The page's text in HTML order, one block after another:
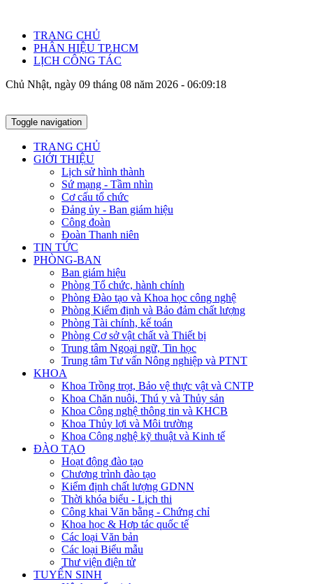
TRANG CHỦ
PHÂN HIỆU TP.HCM
LỊCH CÔNG TÁC
Chủ Nhật, ngày 09 tháng 08 năm 2026 - 06:09:19
Toggle navigation
TRANG CHỦ
GIỚI THIỆU
Lịch sử hình thành
Sứ mạng - Tầm nhìn
Cơ cấu tổ chức
Đảng ủy - Ban giám hiệu
Công đoàn
Đoàn Thanh niên
TIN TỨC
PHÒNG-BAN
Ban giám hiệu
Phòng Tổ chức, hành chính
Phòng Đào tạo và Khoa học công nghệ
Phòng Kiểm định và Bảo đảm chất lượng
Phòng Tài chính, kế toán
Phòng Cơ sở vật chất và Thiết bị
Trung tâm Ngoại ngữ, Tin học
Trung tâm Tư vấn Nông nghiệp và PTNT
KHOA
Khoa Trồng trọt, Bảo vệ thực vật và CNTP
Khoa Chăn nuôi, Thú y và Thủy sản
Khoa Công nghệ thông tin và KHCB
Khoa Thủy lợi và Môi trường
Khoa Công nghệ kỹ thuật và Kinh tế
ĐÀO TẠO
Hoạt động đào tạo
Chương trình đào tạo
Kiểm định chất lượng GDNN
Thời khóa biểu - Lịch thi
Công khai Văn bằng - Chứng chỉ
Khoa học & Hợp tác quốc tế
Các loại Văn bản
Các loại Biểu mẫu
Thư viện điện tử
TUYỂN SINH